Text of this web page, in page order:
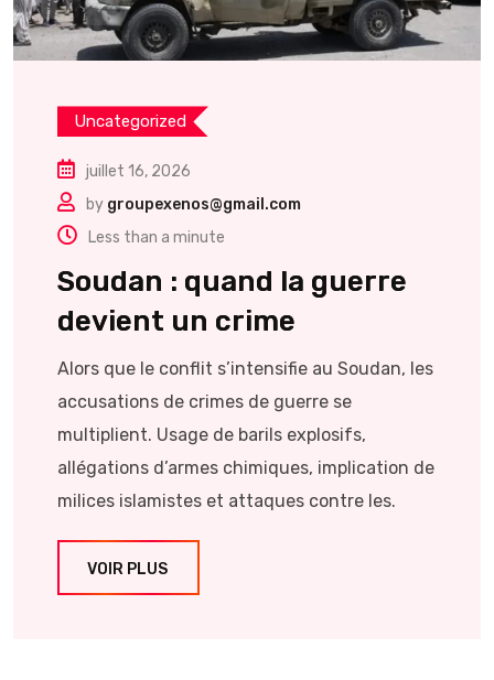
Uncategorized
juillet 16, 2026
by groupexenos@gmail.com
Less than a minute
Soudan : quand la guerre
devient un crime
Alors que le conflit s’intensifie au Soudan, les
accusations de crimes de guerre se
multiplient. Usage de barils explosifs,
allégations d’armes chimiques, implication de
milices islamistes et attaques contre les.
VOIR PLUS